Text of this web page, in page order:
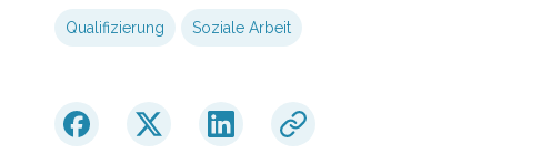
Qualifizierung Soziale Arbeit